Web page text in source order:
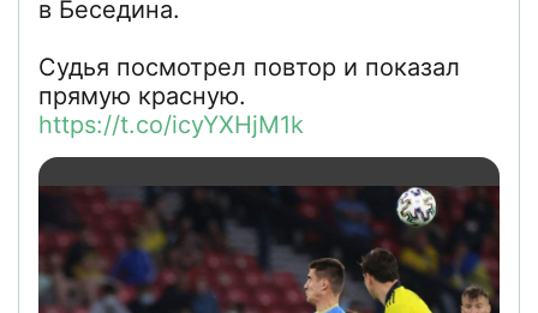
в Беседина.
Судья посмотрел повтор и показал
прямую красную.
https://t.co/icyYXHjM1k